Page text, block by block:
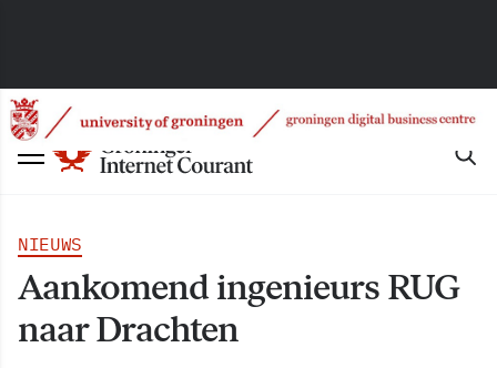
NIEUWS
Aankomend ingenieurs RUG
naar Drachten